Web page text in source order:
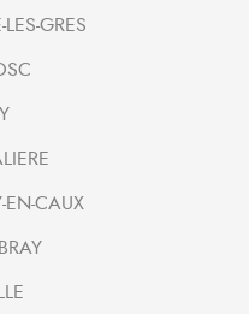
GRES
EN-CAUX